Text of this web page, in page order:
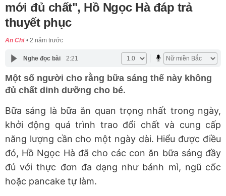
mới đủ chất", Hồ Ngọc Hà đáp trả
thuyết phục
An Chi 2 năm trước
Nghe đọc bài 2:21
Một số người cho rằng bữa sáng thế này không
đủ chất dinh dưỡng cho bé.
Bữa sáng là bữa ăn quan trọng nhất trong ngày,
khởi động quá trình trao đổi chất và cung cấp
năng lượng cần cho một ngày dài. Hiểu được điều
đó, Hồ Ngọc Hà đã cho các con ăn bữa sáng đầy
đủ với thực đơn đa dạng như bánh mì, ngũ cốc
hoặc pancake tự làm.